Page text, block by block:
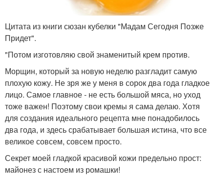
Цитата из книги сюзан кубелки "Мадам Сегодня Позже
Придет".
"Потом изготовляю свой знаменитый крем против.
Морщин, который за новую неделю разгладит самую
плохую кожу. Не зря же у меня в сорок два года гладкое
лицо. Самое главное - не есть большой мяса, но уход
тоже важен! Поэтому свои кремы я сама делаю. Хотя
для создания идеального рецепта мне понадобилось
два года, и здесь срабатывает большая истина, что все
великое совсем, совсем просто.
Секрет моей гладкой красивой кожи предельно прост:
майонез с настоем из ромашки!